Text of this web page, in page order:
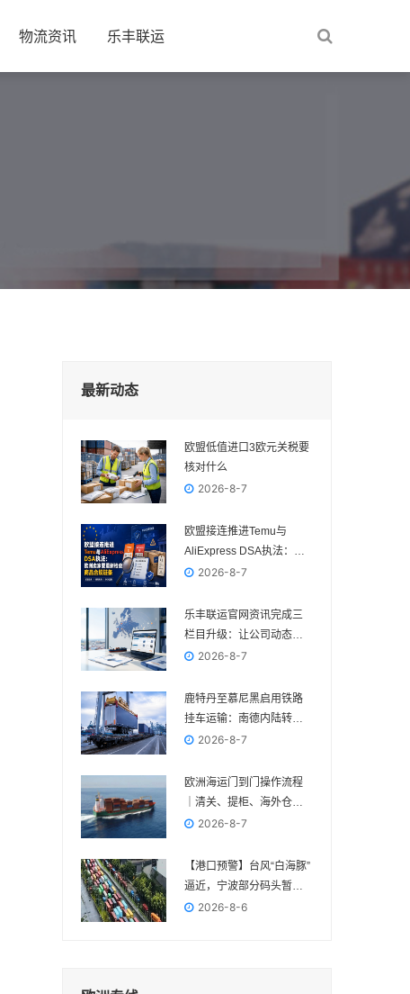
物流资讯 乐丰联运
最新动态
欧盟低值进口3欧元关税要
核对什么
2026-8-7
欧盟接连推进Temu与
AliExpress DSA执法：欧
洲卖家要重新检查商品合
2026-8-7
乐丰联运官网资讯完成三
栏目升级：让公司动态、
电商政策与物流变化各归
2026-8-7
鹿特丹至慕尼黑启用铁路
挂车运输：南德内陆转运
多一种组合方案
2026-8-7
欧洲海运门到门操作流程
｜清关、提柜、海外仓与
FBA交付节点
2026-8-7
【港口预警】台风“白海豚”
逼近，宁波部分码头暂停
作业，近期出货请提前规
2026-8-6